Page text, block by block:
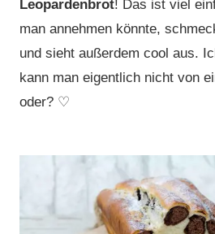
Leopardenbrot! Das ist viel
man annehmen könnte,
und sieht außerdem cool aus.
kann man eigentlich nicht von
oder? ♡